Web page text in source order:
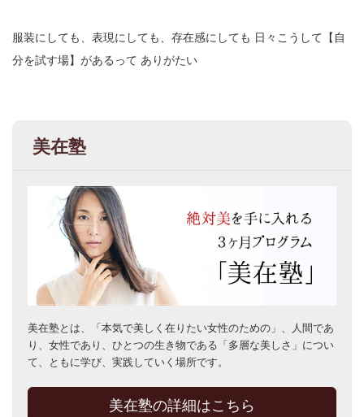
服装にしても、表現にしても、存在感にしても 日々こうして【自
分を試す場】があるって ありがたい
美在塾
美在塾とは、「本気で美しく在りたい女性のための」、人間であ
り、女性であり、ひとつの生き物である「多層な美しさ」につい
て、ともに学び、実践していく場所です。
美在塾の詳細はこちら